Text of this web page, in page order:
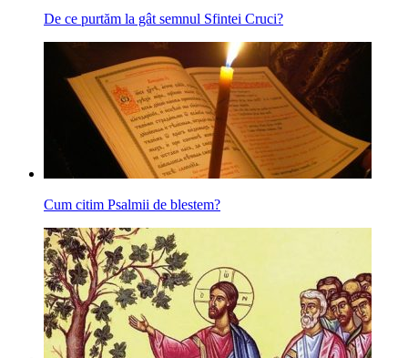
De ce purtăm la gât semnul Sfintei Cruci?
Cum citim Psalmii de blestem?